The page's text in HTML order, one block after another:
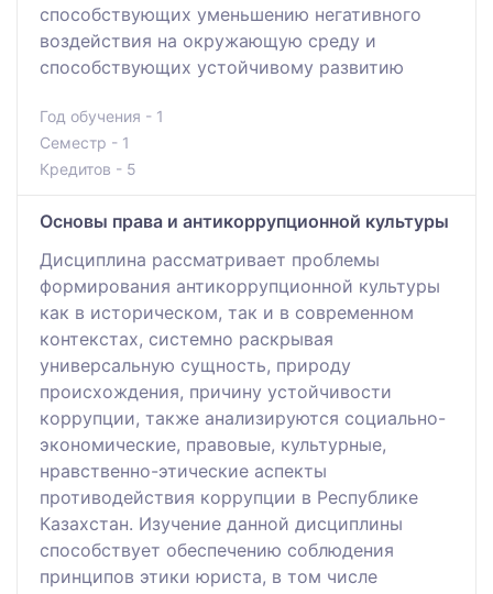
способствующих уменьшению негативного
воздействия на окружающую среду и
способствующих устойчивому развитию
Год обучения - 1
Семестр - 1
Кредитов - 5
Основы права и антикоррупционной культуры
Дисциплина рассматривает проблемы
формирования антикоррупционной культуры
как в историческом, так и в современном
контекстах, системно раскрывая
универсальную сущность, природу
происхождения, причину устойчивости
коррупции, также анализируются социально-
экономические, правовые, культурные,
нравственно-этические аспекты
противодействия коррупции в Республике
Казахстан. Изучение данной дисциплины
способствует обеспечению соблюдения
принципов этики юриста, в том числе